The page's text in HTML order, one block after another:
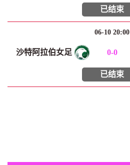
已结束
06-10 20:00
沙特阿拉伯女足 0-0
已结束